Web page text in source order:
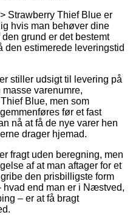
Strawberry Thief Blue er
hvis man behøver dine
grund er det bestemt
den estimerede leveringstid
stiller udsigt til levering på
varenumre,
Blue, men som
før et fast
nå at få de nye varer hen
drager hjemad.
fragt uden beregning, men
af at man aftager for et
den prisbilligste form
end man er i Næstved,
– er at få bragt